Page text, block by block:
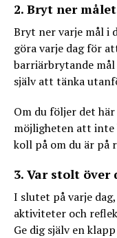
2. Bryt ner
Bryt ner varje mål i
göra varje dag för
barriärbrytande
själv att tänka
Om du följer det
möjligheten att inte
koll på om du är på
3. Var stolt över
I slutet på varje
aktiviteter och
Ge dig själv en